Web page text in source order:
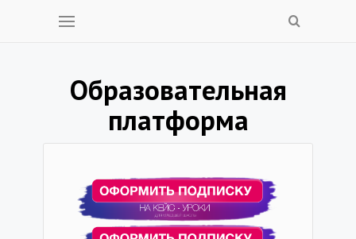
Образовательная
платформа